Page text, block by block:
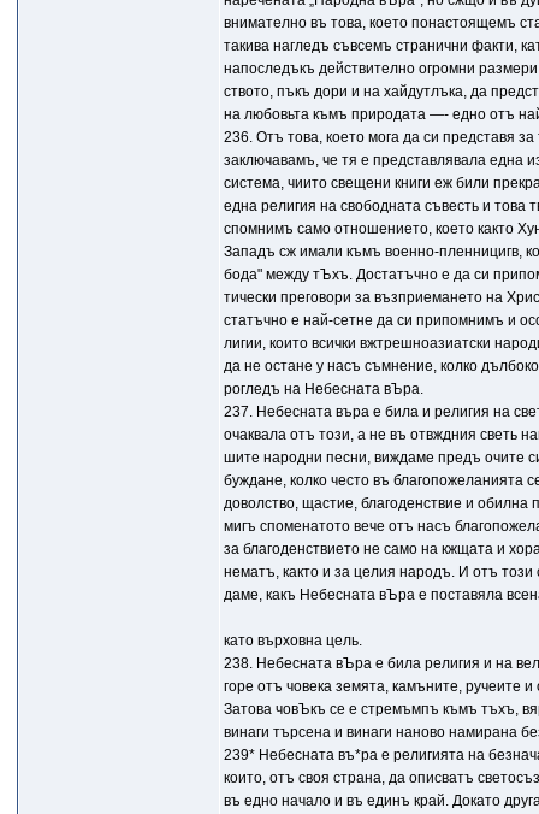
внимателно въ това, което понастоящемъ
такива нагледъ съвсемъ странични факти,
напоследъкъ действително огромни
ството, пъкъ дори и на хайдутлъка, да
на любовьта къмъ природата —- едно отъ
236. Отъ това, което мога да си представя
заключавамъ, че тя е представлявала една
система, чиито свещени книги еж били
една религия на свободната съвесть и това
спомнимъ само отношението, което както
Западъ сж имали къмъ военно-пленницигв,
бода" между тЪхъ. Достатъчно е да си
тически преговори за възприемането на
статъчно е най-сетне да си припомнимъ и
лигии, които всички вжтрешноазиатски
да не остане у насъ съмнение, колко
рогледъ на Небесната вЪра.
237. Небесната въра е била и религия на
очаквала отъ този, а не въ отвждния светь
шите народни песни, виждаме предъ очите
буждане, колко често въ благопожеланията
доволство, щастие, благоденствие и
мигъ споменатото вече отъ насъ
за благоденствието не само на кжщата и
нематъ, както и за целия народъ. И отъ този
даме, какъ Небесната вЪра е поставяла
като върховна цель.
238. Небесната вЪра е била религия и на
горе отъ човека земята, камъните, ручеите
Затова човЪкъ се е стремъмпъ къмъ тъхъ,
винаги търсена и винаги наново намирана
239* Небесната въ*ра е религията на
които, отъ своя страна, да описватъ
въ едно начало и въ единъ край. Докато